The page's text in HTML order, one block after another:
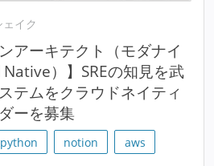
イク
アーキテクト（モダナイ
）】SREの知見を武
テムをクラウドネイティ
ーを募集
python notion
aws